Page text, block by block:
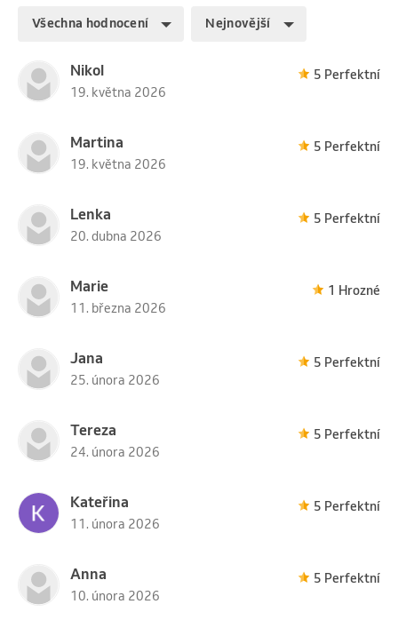
Všechna hodnocení Nejnovější
Nikol
19. května 2026
5 Perfektní
Martina
19. května 2026
5 Perfektní
Lenka
20. dubna 2026
5 Perfektní
Marie
11. března 2026
1 Hrozné
Jana
25. února 2026
5 Perfektní
Tereza
24. února 2026
5 Perfektní
Kateřina
11. února 2026
5 Perfektní
Anna
10. února 2026
5 Perfektní